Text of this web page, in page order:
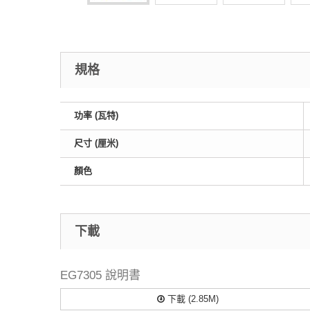
規格
功率 (瓦特)
尺寸 (厘米)
顏色
下載
EG7305 說明書
下載 (2.85M)